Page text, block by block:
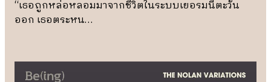
“เธอถูกหล่อหลอมมาจากชีวิตในระบบเยอรมนีตะวัน
ออก เธอตระหน…